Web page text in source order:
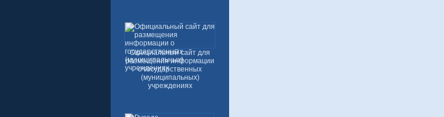
Официальный сайт для
размещения информации
о государственных
(муниципальных)
учреждениях